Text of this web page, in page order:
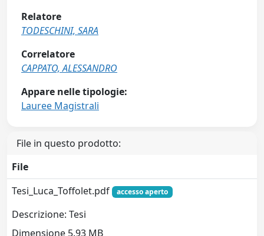
Relatore
TODESCHINI, SARA
Correlatore
CAPPATO, ALESSANDRO
Appare nelle tipologie:
Lauree Magistrali
File in questo prodotto:
File
Tesi_Luca_Toffolet.pdf
accesso aperto
Descrizione: Tesi
Dimensione 5.93 MB